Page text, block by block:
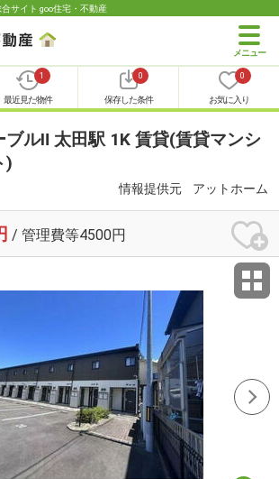
サイト goo住宅・不動産
1
最近見た物件
0
保存した条件
0
お気に入り
ブルⅡ 太田駅 1K 賃貸(賃貸マンシ
)
情報提供元 アットホーム
/ 管理費等4500円